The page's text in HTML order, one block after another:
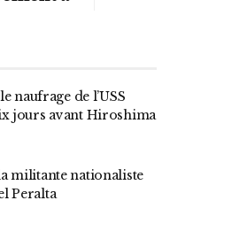
naufrage de l’USS
jours avant Hiroshima
militante nationaliste
Peralta